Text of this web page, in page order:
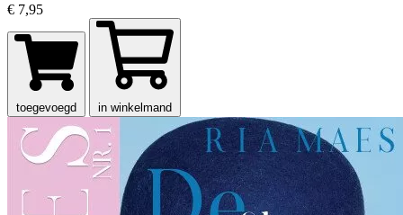
€ 7,95
toegevoegd in winkelmand